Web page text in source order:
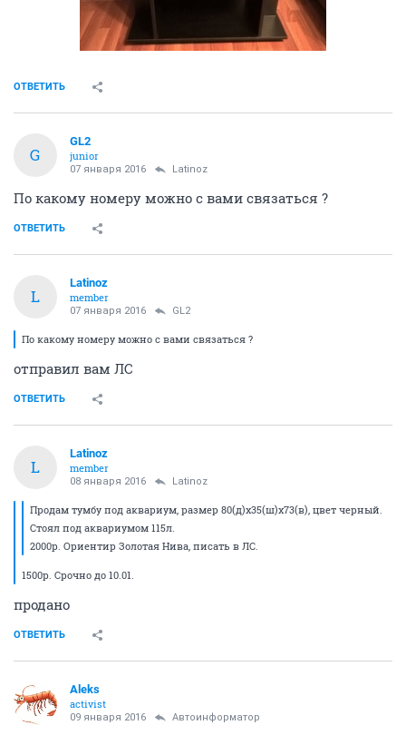
ОТВЕТИТЬ
G
GL2
junior
07 января 2016 Latinoz
По какому номеру можно с вами связаться ?
ОТВЕТИТЬ
L
Latinoz
member
07 января 2016 GL2
По какому номеру можно с вами связаться ?
отправил вам ЛС
ОТВЕТИТЬ
L
Latinoz
member
08 января 2016 Latinoz
Продам тумбу под аквариум, размер 80(д)x35(ш)x73(в), цвет черный.
Стоял под аквариумом 115л.
2000р. Ориентир Золотая Нива, писать в ЛС.
1500р. Срочно до 10.01.
продано
ОТВЕТИТЬ
Aleks
activist
09 января 2016 Автоинформатор